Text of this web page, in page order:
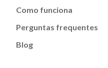
Como funciona
Perguntas frequentes
Blog